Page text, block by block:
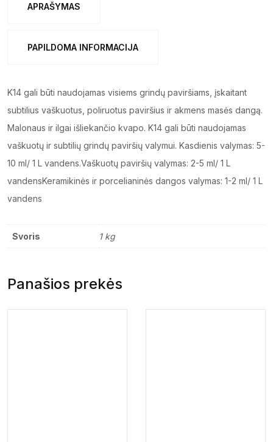
APRAŠYMAS
PAPILDOMA INFORMACIJA
K14 gali būti naudojamas visiems grindų paviršiams, įskaitant
subtilius vaškuotus, poliruotus paviršius ir akmens masės dangą.
Malonaus ir ilgai išliekančio kvapo. K14 gali būti naudojamas
vaškuotų ir subtilių grindų paviršių valymui. Kasdienis valymas: 5-
10 ml/ 1 L vandens.Vaškuotų paviršių valymas: 2-5 ml/ 1 L
vandensKeramikinės ir porcelianinės dangos valymas: 1-2 ml/ 1 L
vandens
Svoris 1 kg
Panašios prekės